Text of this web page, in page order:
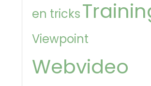
en tricks
Viewpoint
Webvideo